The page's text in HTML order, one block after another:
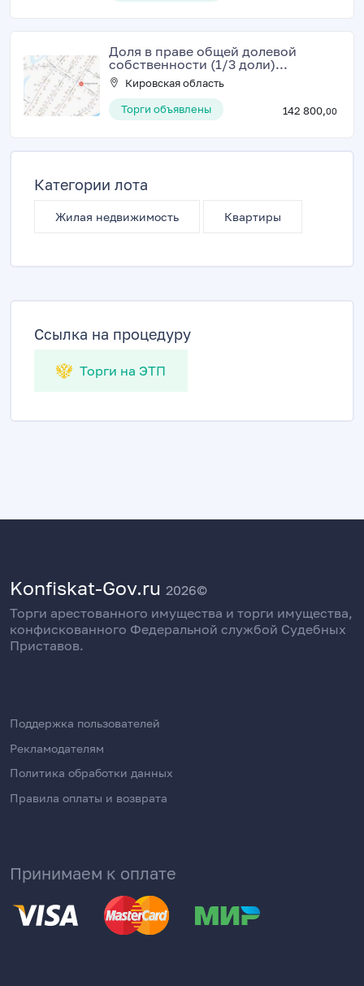
Доля в праве общей долевой
собственности (1/3 доли)...
Кировская область
Торги объявлены
142 800,00
Категории лота
Жилая недвижимость Квартиры
Ссылка на процедуру
Торги на ЭТП
Konfiskat-Gov.ru 2026©
Торги арестованного имущества и торги имущества,
конфискованного Федеральной службой Судебных
Приставов.
Поддержка пользователей
Рекламодателям
Политика обработки данных
Правила оплаты и возврата
Принимаем к оплате